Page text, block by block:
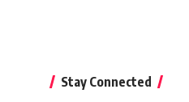
Stay Connected